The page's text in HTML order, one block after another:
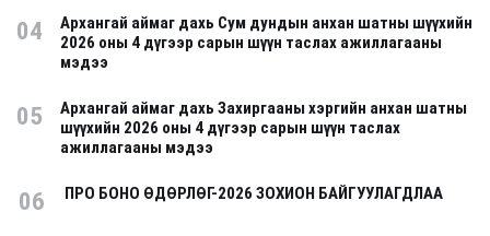
04
Архангай аймаг дахь Сум дундын анхан шатны шүүхийн
2026 оны 4 дүгээр сарын шүүн таслах ажиллагааны
мэдээ
05
Архангай аймаг дахь Захиргааны хэргийн анхан шатны
шүүхийн 2026 оны 4 дүгээр сарын шүүн таслах
ажиллагааны мэдээ
06 ПРО БОНО ӨДӨРЛӨГ-2026 ЗОХИОН БАЙГУУЛАГДЛАА